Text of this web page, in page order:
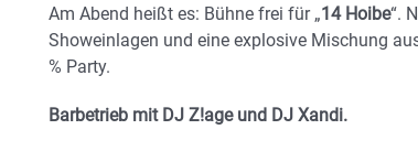
Am Abend heißt es: Bühne frei für „14 Hoibe“.
Showeinlagen und eine explosive Mischung
% Party.
Barbetrieb mit DJ Z!age und DJ Xandi.